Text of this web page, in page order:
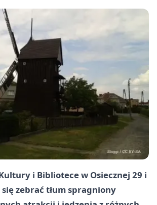
i Bibliotece w Osiecznej 29 i
zebrać tłum spragniony